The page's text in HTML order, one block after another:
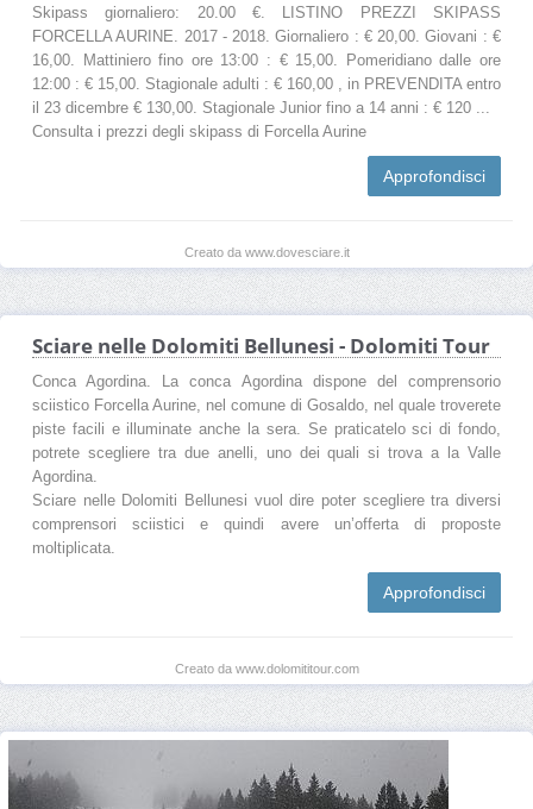
Skipass giornaliero: 20.00 €. LISTINO PREZZI SKIPASS
FORCELLA AURINE. 2017 - 2018. Giornaliero : € 20,00. Giovani : €
16,00. Mattiniero fino ore 13:00 : € 15,00. Pomeridiano dalle ore
12:00 : € 15,00. Stagionale adulti : € 160,00 , in PREVENDITA entro
il 23 dicembre € 130,00. Stagionale Junior fino a 14 anni : € 120 ...
Consulta i prezzi degli skipass di Forcella Aurine
Approfondisci
Creato da www.dovesciare.it
Sciare nelle Dolomiti Bellunesi - Dolomiti Tour
Conca Agordina. La conca Agordina dispone del comprensorio
sciistico Forcella Aurine, nel comune di Gosaldo, nel quale troverete
piste facili e illuminate anche la sera. Se praticatelo sci di fondo,
potrete scegliere tra due anelli, uno dei quali si trova a la Valle
Agordina.
Sciare nelle Dolomiti Bellunesi vuol dire poter scegliere tra diversi
comprensori sciistici e quindi avere un’offerta di proposte
moltiplicata.
Approfondisci
Creato da www.dolomititour.com